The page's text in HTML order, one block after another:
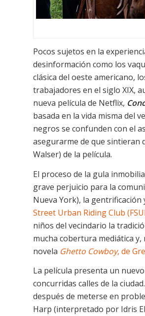
Pocos sujetos en la
desinformación como los
clásica del oeste americano,
trabajadores en el siglo XIX,
nueva película de Netflix,
basada en la vida misma del
negros se confunden con el
asegurarme de que sintieran
Walser) de la película.
El proceso de la gula
grave perjuicio para la
Nueva York), la
Street Urban Riding Club
niños del vecindario la
mucha cobertura mediática
novela Ghetto Cowboy, de
La película presenta un
concurridas calles de la
después de meterse en
Harp (interpretado por Idris